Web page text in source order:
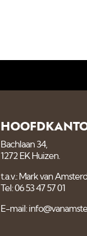
Bachlaan 34,
1272 EK Huizen.
t.a.v.: Mark van
Tel: 06 53 47 57 01
E-mail: